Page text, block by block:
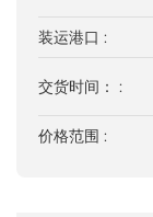
装运港口 :
交货时间： :
价格范围 :